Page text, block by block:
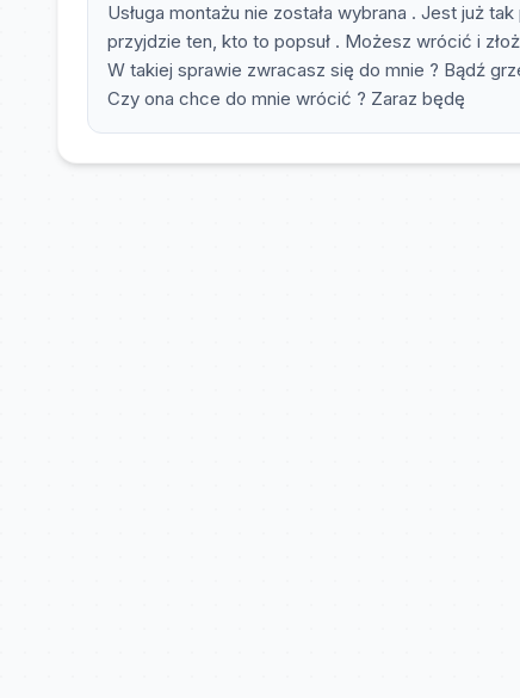
Usługa montażu nie została wybrana . Jest już
przyjdzie ten, kto to popsuł . Możesz wrócić i
W takiej sprawie zwracasz się do mnie ? Bądź
Czy ona chce do mnie wrócić ? Zaraz będę